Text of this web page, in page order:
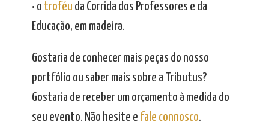
• o troféu da Corrida dos Professores e da
Educação, em madeira.
Gostaria de conhecer mais peças do nosso
portfólio ou saber mais sobre a Tributus?
Gostaria de receber um orçamento à medida do
seu evento. Não hesite e fale connosco.